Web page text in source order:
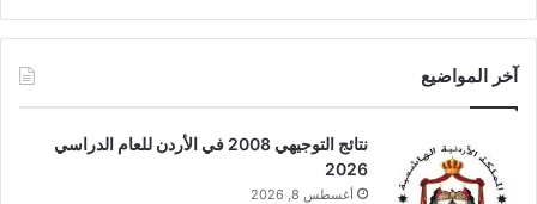
آخر المواضيع
نتائج التوجيهي 2008 في الأردن للعام الدراسي
2026
أغسطس 8, 2026